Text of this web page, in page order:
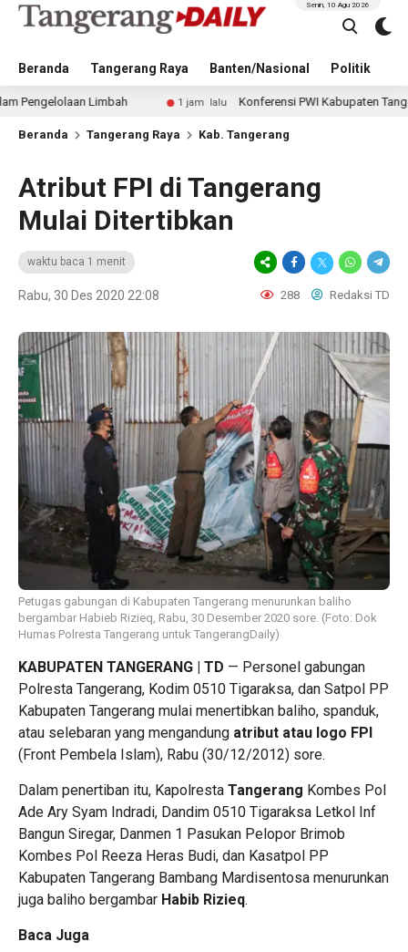
Beranda Tangerang Raya Banten/Nasional Politik
Senin, 10 Agu 2026
Limbah 1 jam lalu Konferensi PWI Kabupaten Tangerang
Beranda Tangerang Raya Kab. Tangerang
Atribut FPI di Tangerang
Mulai Ditertibkan
waktu baca 1 menit
Rabu, 30 Des 2020 22:08 288 Redaksi TD
Petugas gabungan di Kabupaten Tangerang menurunkan baliho
bergambar Habieb Rizieq, Rabu, 30 Desember 2020 sore. (Foto: Dok
Humas Polresta Tangerang untuk TangerangDaily)
KABUPATEN TANGERANG | TD — Personel gabungan
Polresta Tangerang, Kodim 0510 Tigaraksa, dan Satpol PP
Kabupaten Tangerang mulai menertibkan baliho, spanduk,
atau selebaran yang mengandung atribut atau logo FPI
(Front Pembela Islam), Rabu (30/12/2012) sore.
Dalam penertiban itu, Kapolresta Tangerang Kombes Pol
Ade Ary Syam Indradi, Dandim 0510 Tigaraksa Letkol Inf
Bangun Siregar, Danmen 1 Pasukan Pelopor Brimob
Kombes Pol Reeza Heras Budi, dan Kasatpol PP
Kabupaten Tangerang Bambang Mardisentosa menurunkan
juga baliho bergambar Habib Rizieq.
Baca Juga